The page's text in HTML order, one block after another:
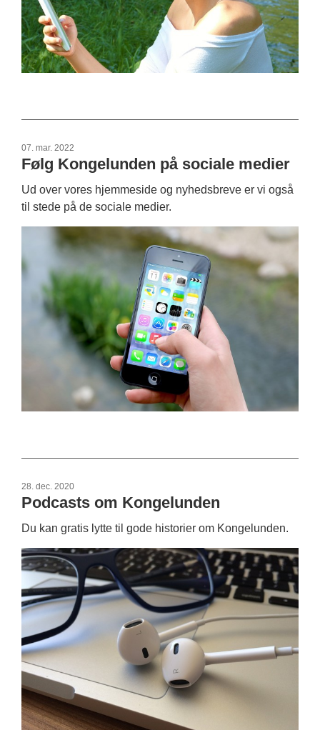
07. mar. 2022
Følg Kongelunden på sociale medier
Ud over vores hjemmeside og nyhedsbreve er vi også
til stede på de sociale medier.
28. dec. 2020
Podcasts om Kongelunden
Du kan gratis lytte til gode historier om Kongelunden.